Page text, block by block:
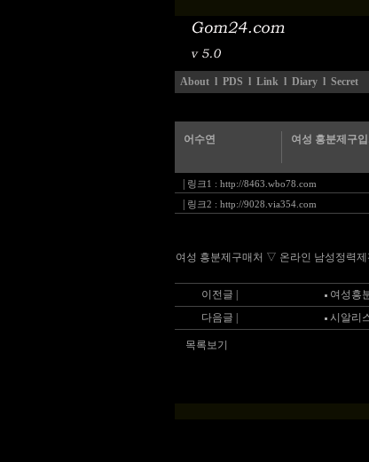
About l PDS l Link l Diary l Secret
어수연 여성 흥분제구
링크1 : http://8463.wbo78.com
링크2 : http://9028.via354.com
여성 흥분제구매처 ▽ 온라인 남성정력
이전글 | 여성흥
다음글 |
시알리
목록보기